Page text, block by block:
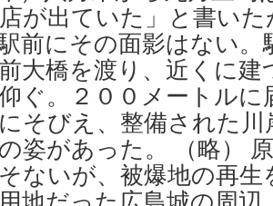
が出ていた」と書い
前にその面影はない。
大橋を渡り、近くに
ぐ。２００メートル
そびえ、整備された
姿があった。 （略）
ないが、被爆地の再